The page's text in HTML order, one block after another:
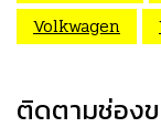
Volkwagen
ติดตามช่องข